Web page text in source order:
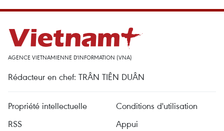
AGENCE VIETNAMIENNE D'INFORMATION (VNA)
Rédacteur en chef: TRÂN TIÊN DUÂN
Propriété intellectuelle
Conditions d'utilisation
RSS
Appui